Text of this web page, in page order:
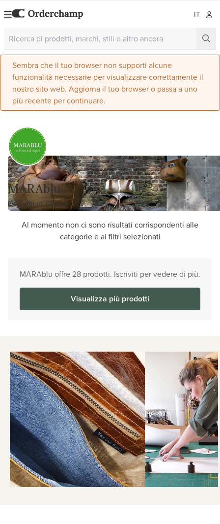
IT
Sembra che il tuo browser non supporti alcune
funzionalità necessarie per visualizzare correttamente il
nostro sito web. Aggiorna il tuo browser o passa a uno
più recente per continuare.
MARAblu
Oosterhout, Olanda
Al momento non ci sono risultati corrispondenti alle
categorie e ai filtri selezionati
MARAblu offre 28 prodotti. Iscriviti per vedere di più.
Visualizza più prodotti